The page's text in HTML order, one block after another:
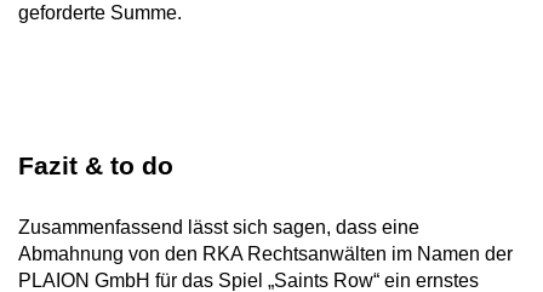
geforderte Summe.
Fazit & to do
Zusammenfassend lässt sich sagen, dass eine
Abmahnung von den RKA Rechtsanwälten im Namen der
PLAION GmbH für das Spiel „Saints Row“ ein ernstes